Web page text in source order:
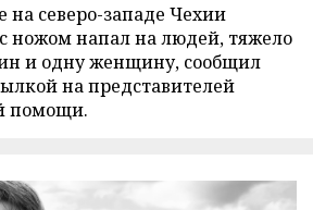
на северо-западе Чехии
ножом напал на людей, тяжело
и одну женщину, сообщил
на представителей
помощи.